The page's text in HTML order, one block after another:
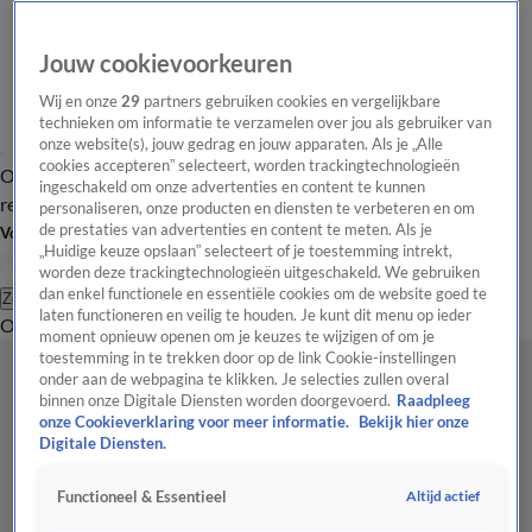
Overzicht Laatste nieuws Regionieuws Het beste van Hart
Tip de
redactie
Volg Hart van Nederland
Zoeken
OverzichtRegioUitzendingenWeerTip de redactiePanelVideo's
Jouw cookievoorkeuren
Wij en onze29 partners gebruiken cookies en vergelijkbare
technieken om informatie te verzamelen over jou als gebruiker van
onze website(s), jouw gedrag en jouw apparaten. Als je „Alle
cookies accepteren” selecteert, worden trackingtechnologieën
ingeschakeld om onze advertenties en content te kunnen
personaliseren, onze producten en diensten te verbeteren en om
de prestaties van advertenties en content te meten. Als je
„Huidige keuze opslaan” selecteert of je toestemming intrekt,
worden deze trackingtechnologieën uitgeschakeld. We gebruiken
dan enkel functionele en essentiële cookies om de website goed te
laten functioneren en veilig te houden. Je kunt dit menu op ieder
moment opnieuw openen om je keuzes te wijzigen of om je
toestemming in te trekken door op de link Cookie-instellingen
onder aan de webpagina te klikken. Je selecties zullen overal
binnen onze Digitale Diensten worden doorgevoerd. Raadpleeg
onze Cookieverklaring voor meer informatie.
Bekijk hier onze
Digitale Diensten.
Functioneel & Essentieel Altijd actief